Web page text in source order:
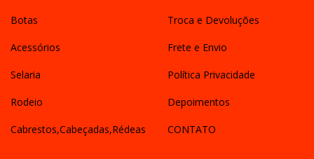
Botas
Acessórios
Selaria
Rodeio
Cabrestos,Cabeçadas,Rédeas
Troca e Devoluções
Frete e Envio
Política Privacidade
Depoimentos
CONTATO